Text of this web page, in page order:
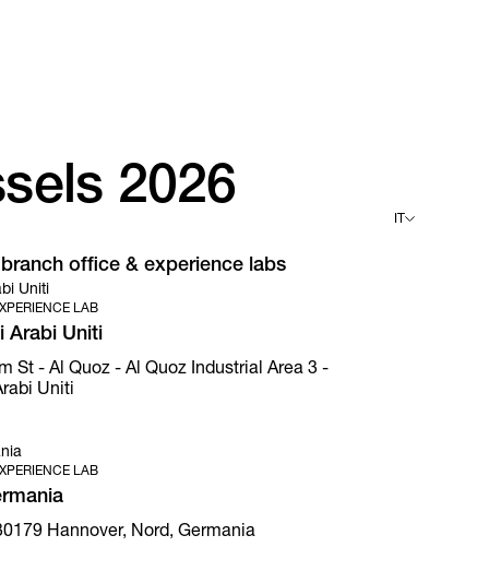
office & experience labs
Uniti
LAB
Arabi Uniti
St - Al Quoz - Al Quoz Industrial Area 3 -
Uniti
LAB
Hannover, Nord, Germania
2026